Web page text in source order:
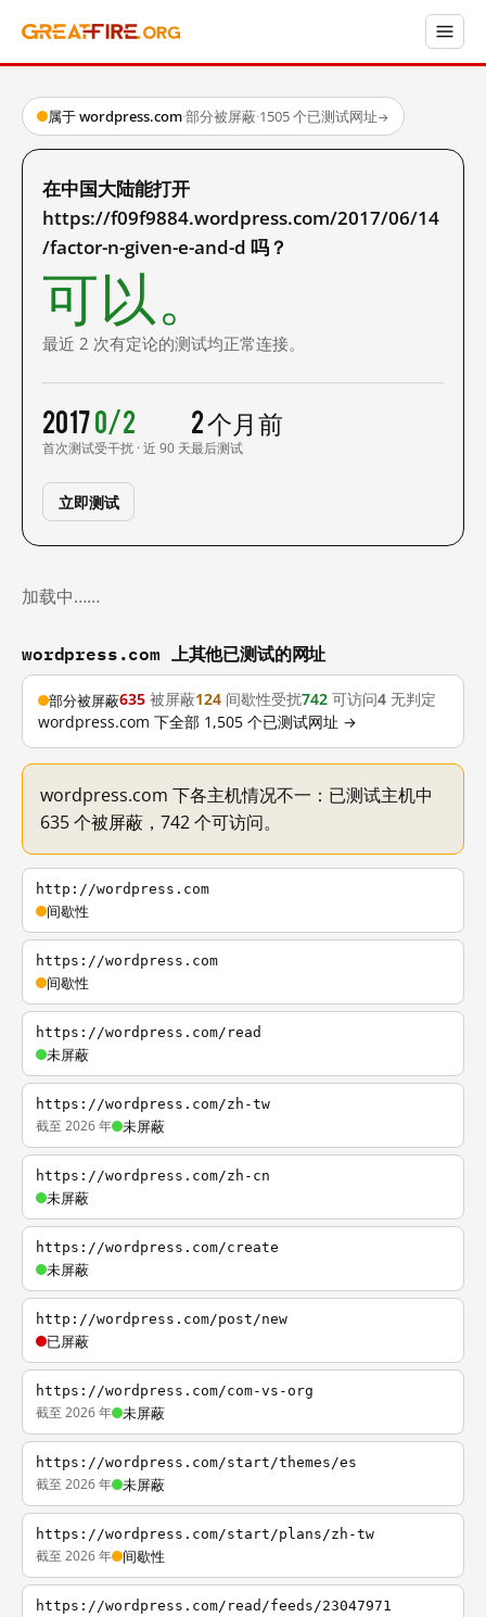
属于 wordpress.com·部分被屏蔽·1505 个已测试网址→
在中国大陆能打开
https://f09f9884.wordpress.com/2017/06/14
/factor-n-given-e-and-d 吗？
可以。
最近 2 次有定论的测试均正常连接。
2017
首次测试
0/2
受干扰 · 近 90 天
2 个月前
最后测试
立即测试
加载中……
wordpress.com 上其他已测试的网址
部分被屏蔽635 被屏蔽124 间歇性受扰742 可访问4 无判定
wordpress.com 下全部 1,505 个已测试网址 →
wordpress.com 下各主机情况不一：已测试主机中
635 个被屏蔽，742 个可访问。
http://wordpress.com
间歇性
https://wordpress.com
间歇性
https://wordpress.com/read
未屏蔽
https://wordpress.com/zh-tw
截至 2026 年 未屏蔽
https://wordpress.com/zh-cn
未屏蔽
https://wordpress.com/create
未屏蔽
http://wordpress.com/post/new
已屏蔽
https://wordpress.com/com-vs-org
截至 2026 年 未屏蔽
https://wordpress.com/start/themes/es
截至 2026 年 未屏蔽
https://wordpress.com/start/plans/zh-tw
截至 2026 年 间歇性
https://wordpress.com/read/feeds/23047971